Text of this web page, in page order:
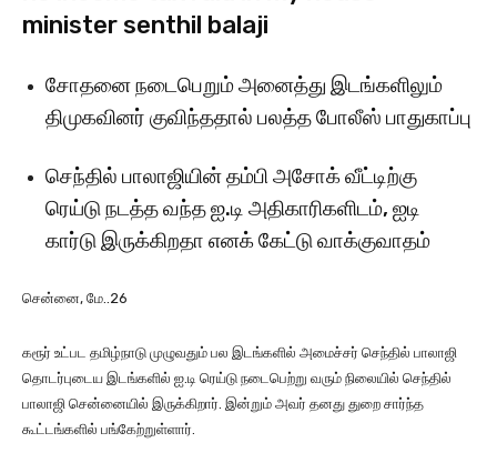
minister senthil balaji
சோதனை நடைபெறும் அனைத்து இடங்களிலும்
திமுகவினர் குவிந்ததால் பலத்த போலீஸ் பாதுகாப்பு
செந்தில் பாலாஜியின் தம்பி அசோக் வீட்டிற்கு
ரெய்டு நடத்த வந்த ஐ.டி அதிகாரிகளிடம், ஐடி
கார்டு இருக்கிறதா எனக் கேட்டு வாக்குவாதம்
சென்னை, மே..26
கரூர் உட்பட தமிழ்நாடு முழுவதும் பல இடங்களில் அமைச்சர் செந்தில் பாலாஜி
தொடர்புடைய இடங்களில் ஐ.டி ரெய்டு நடைபெற்று வரும் நிலையில் செந்தில்
பாலாஜி சென்னையில் இருக்கிறார். இன்றும் அவர் தனது துறை சார்ந்த
கூட்டங்களில் பங்கேற்றுள்ளார்.